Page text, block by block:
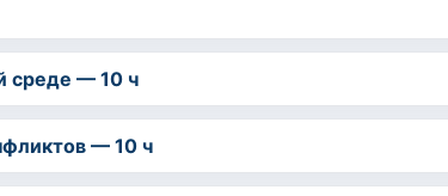
среде — 10 ч
— 10 ч